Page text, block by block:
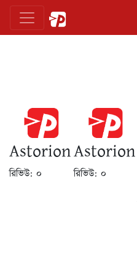
Astorion
রিভিউ: ০
Astorion
রিভিউ: ০